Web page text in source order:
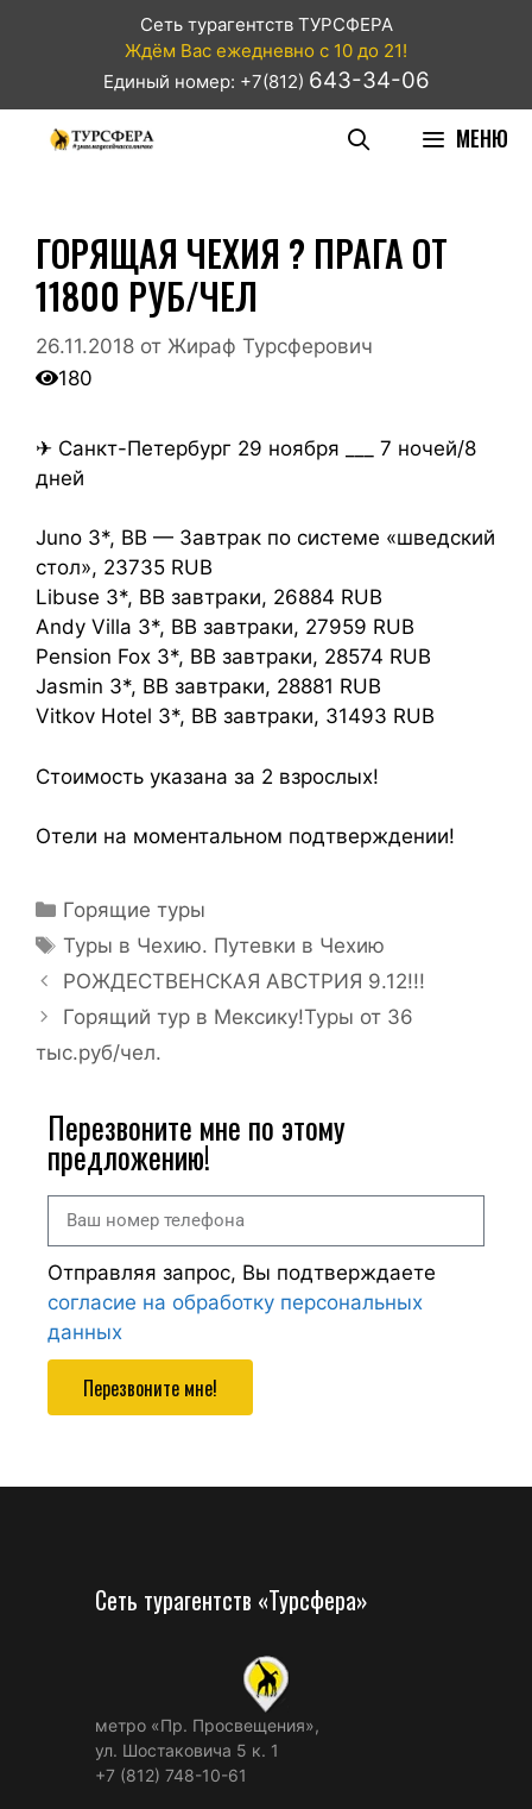
Сеть турагентств ТУРСФЕРА
Ждём Вас ежедневно с 10 до 21!
Единый номер: +7(812) 643-34-06
МЕНЮ
ГОРЯЩАЯ ЧЕХИЯ ? ПРАГА ОТ
11800 РУБ/ЧЕЛ
26.11.2018 от Жираф Турсферович
180
✈ Санкт-Петербург 29 ноября ___ 7 ночей/8
дней
Juno 3*, BB — Завтрак по системе «шведский
стол», 23735 RUB
Libuse 3*, BB завтраки, 26884 RUB
Andy Villa 3*, BB завтраки, 27959 RUB
Pension Fox 3*, BB завтраки, 28574 RUB
Jasmin 3*, BB завтраки, 28881 RUB
Vitkov Hotel 3*, BB завтраки, 31493 RUB
Стоимость указана за 2 взрослых!
Отели на моментальном подтверждении!
Горящие туры
Туры в Чехию. Путевки в Чехию
РОЖДЕСТВЕНСКАЯ АВСТРИЯ 9.12!!!
Горящий тур в Мексику!Туры от 36
тыс.руб/чел.
Перезвоните мне по этому
предложению!
Отправляя запрос, Вы подтверждаете
согласие на обработку персональных
данных
Перезвоните мне!
Сеть турагентств «Турсфера»
метро «Пр. Просвещения»,
ул. Шостаковича 5 к. 1
+7 (812) 748-10-61